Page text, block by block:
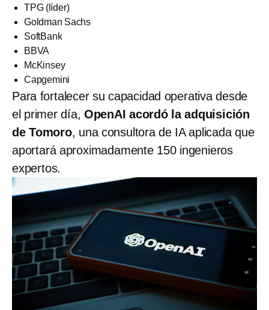
TPG (líder)
Goldman Sachs
SoftBank
BBVA
McKinsey
Capgemini
Para fortalecer su capacidad operativa desde
el primer día, OpenAI acordó la adquisición
de Tomoro, una consultora de IA aplicada que
aportará aproximadamente 150 ingenieros
expertos.